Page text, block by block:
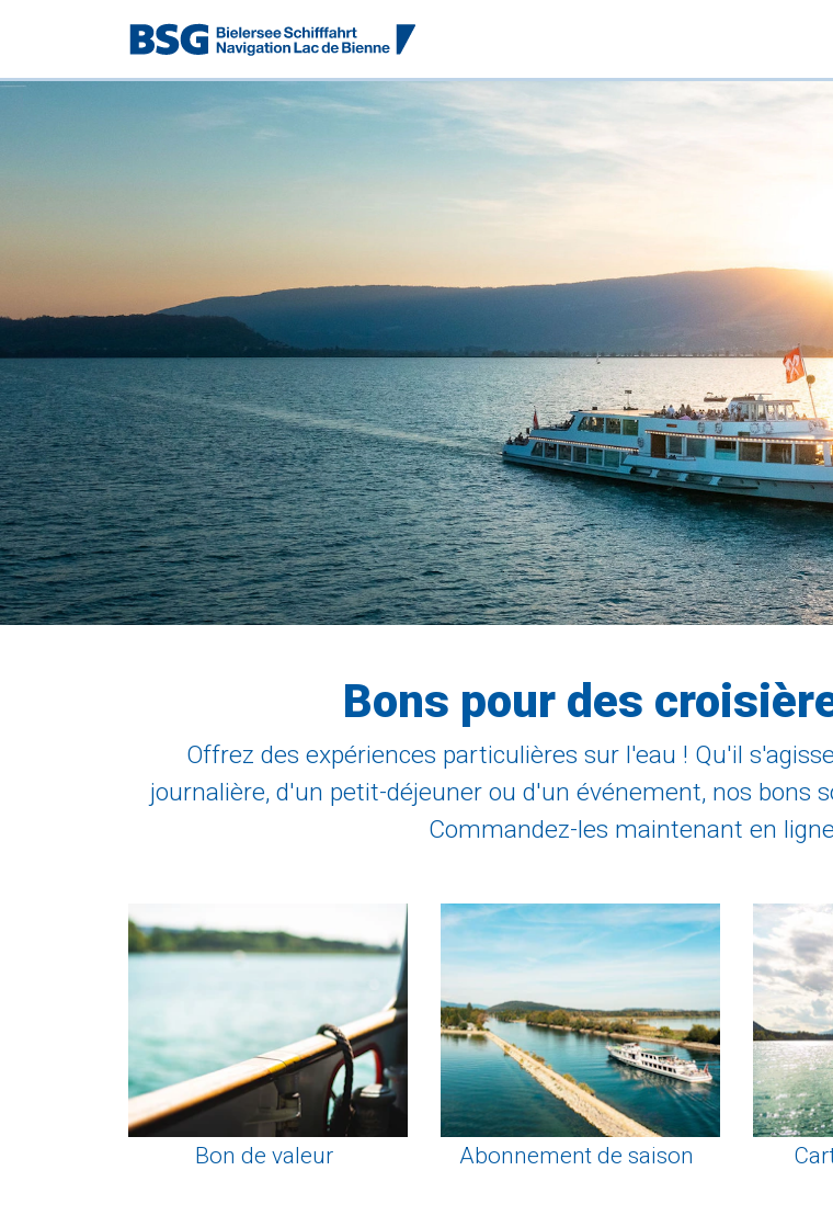
Bons pour des
Offrez des expériences particulières sur l'eau ! Qu'il
journalière, d'un petit-déjeuner ou d'un événement, nos bons
Commandez-les maintenant en
Abonnement de saison
Bon de valeur